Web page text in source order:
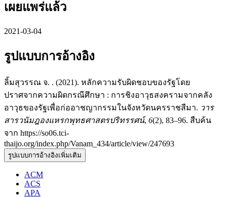
เผยแพร่แล้ว
2021-03-04
รูปแบบการอ้างอิง
ลิ้มสุวรรณ จ. . (2021). หลักความรับผิดชอบของรัฐโดย
ปราศจากความผิดกรณีศึกษา : การชิงอาวุธสงครามจากคลัง
อาวุธของรัฐเพื่อก่ออาชญากรรมในจังหวัดนครราชสีมา. วาร
สารวนัมฎองแหรกพุทธศาสตรปริทรรศน์, 6(2), 83–96. สืบค้น
จาก https://so06.tci-
thaijo.org/index.php/Vanam_434/article/view/247693
รูปแบบการอ้างอิงเพิ่มเติม
ACM
ACS
APA